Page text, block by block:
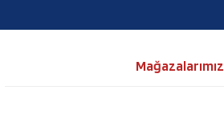
Mağazalarımız